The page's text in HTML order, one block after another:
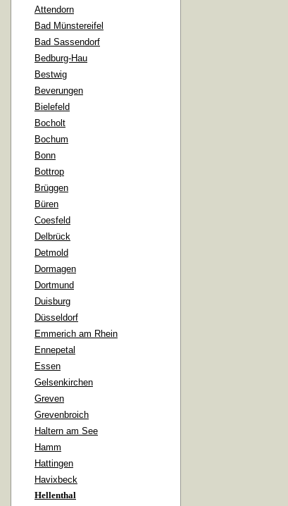
Attendorn
Bad Münstereifel
Bad Sassendorf
Bedburg-Hau
Bestwig
Beverungen
Bielefeld
Bocholt
Bochum
Bonn
Bottrop
Brüggen
Büren
Coesfeld
Delbrück
Detmold
Dormagen
Dortmund
Duisburg
Düsseldorf
Emmerich am Rhein
Ennepetal
Essen
Gelsenkirchen
Greven
Grevenbroich
Haltern am See
Hamm
Hattingen
Havixbeck
Hellenthal